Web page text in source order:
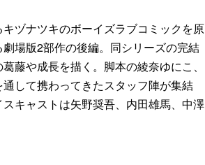
ヅナツキのボーイズラブコミックを原
場版2部作の後編。同シリーズの完結
藤や成長を描く。脚本の綾奈ゆにこ、
して携わってきたスタッフ陣が集結
キャストは矢野奨吾、内田雄馬、中澤